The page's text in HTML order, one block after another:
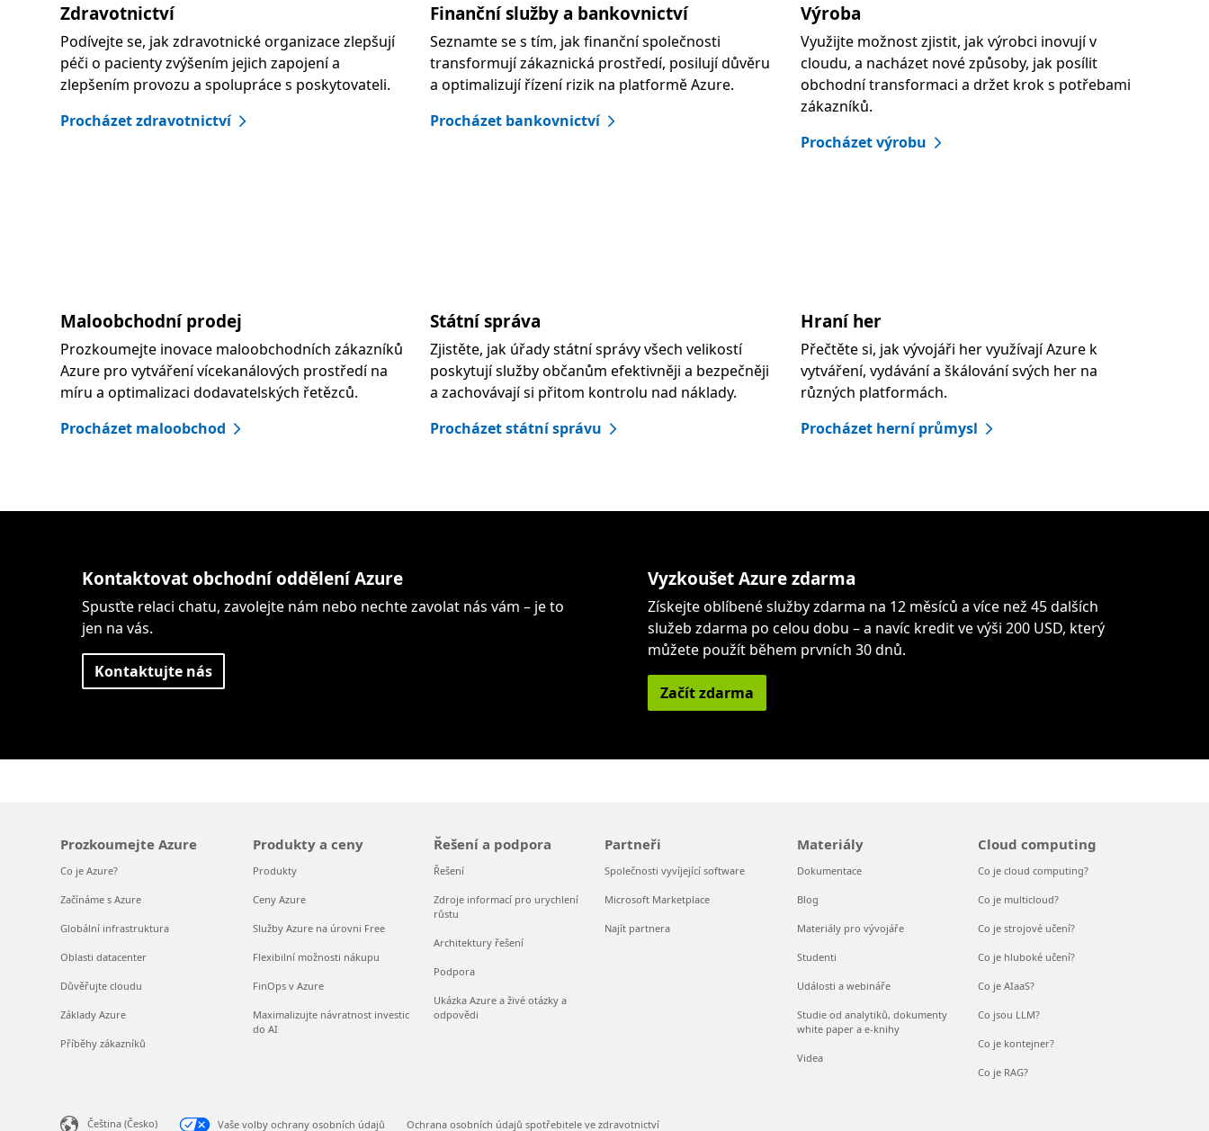
Zdravotnictví
Podívejte se, jak zdravotnické organizace zlepšují
péči o pacienty zvýšením jejich zapojení a
zlepšením provozu a spolupráce s poskytovateli.
Procházet zdravotnictví
Finanční služby a bankovnictví
Seznamte se s tím, jak finanční společnosti
transformují zákaznická prostředí, posilují důvěru
a optimalizují řízení rizik na platformě Azure.
Procházet bankovnictví
Výroba
Využijte možnost zjistit, jak výrobci inovují v
cloudu, a nacházet nové způsoby, jak posílit
obchodní transformaci a držet krok s potřebami
zákazníků.
Procházet výrobu
Maloobchodní prodej
Prozkoumejte inovace maloobchodních zákazníků
Azure pro vytváření vícekanálových prostředí na
míru a optimalizaci dodavatelských řetězců.
Procházet maloobchod
Státní správa
Zjistěte, jak úřady státní správy všech velikostí
poskytují služby občanům efektivněji a bezpečněji
a zachovávají si přitom kontrolu nad náklady.
Procházet státní správu
Hraní her
Přečtěte si, jak vývojáři her využívají Azure k
vytváření, vydávání a škálování svých her na
různých platformách.
Procházet herní průmysl
Kontaktovat obchodní oddělení Azure
Spusťte relaci chatu, zavolejte nám nebo nechte zavolat nás vám – je to
jen na vás.
Kontaktujte nás
Vyzkoušet Azure zdarma
Získejte oblíbené služby zdarma na 12 měsíců a více než 45 dalších
služeb zdarma po celou dobu – a navíc kredit ve výši 200 USD, který
můžete použít během prvních 30 dnů.
Začít zdarma
Prozkoumejte Azure
Co je Azure?
Začínáme s Azure
Globální infrastruktura
Oblasti datacenter
Důvěřujte cloudu
Základy Azure
Příběhy zákazníků
Produkty a ceny
Produkty
Ceny Azure
Služby Azure na úrovni Free
Flexibilní možnosti nákupu
FinOps v Azure
Maximalizujte návratnost investic
do AI
Řešení a podpora
Řešení
Zdroje informací pro urychlení
růstu
Architektury řešení
Podpora
Ukázka Azure a živé otázky a
odpovědi
Partneři
Společnosti vyvíjející software
Microsoft Marketplace
Najít partnera
Materiály
Dokumentace
Blog
Materiály pro vývojáře
Studenti
Události a webináře
Studie od analytiků, dokumenty
white paper a e-knihy
Videa
Cloud computing
Co je cloud computing?
Co je multicloud?
Co je strojové učení?
Co je hluboké učení?
Co je AIaaS?
Co jsou LLM?
Co je kontejner?
Co je RAG?
Čeština (Česko) Vaše volby ochrany osobních údajů Ochrana osobních údajů spotřebitele ve zdravotnictví